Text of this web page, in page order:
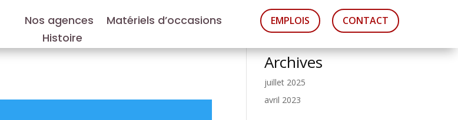
Nos agences
Matériels d’occasions
Histoire
EMPLOIS CONTACT
Archives
juillet 2025
avril 2023